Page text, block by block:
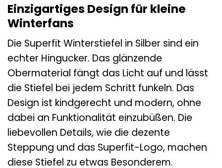
Einzigartiges Design für kleine
Winterfans
Die Superfit Winterstiefel in Silber sind ein
echter Hingucker. Das glänzende
Obermaterial fängt das Licht auf und lässt
die Stiefel bei jedem Schritt funkeln. Das
Design ist kindgerecht und modern, ohne
dabei an Funktionalität einzubüßen. Die
liebevollen Details, wie die dezente
Steppung und das Superfit-Logo, machen
diese Stiefel zu etwas Besonderem.